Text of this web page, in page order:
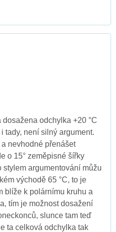
odchylka +20 °C
tady, není silný argument.
nevhodné přenášet
o 15° zeměpisné šířky
argumentování můžu
východě 65 °C, to je
blíže k polárnímu kruhu a
tím je možnost dosažení
slunce tam teď
ta celková odchylka tak